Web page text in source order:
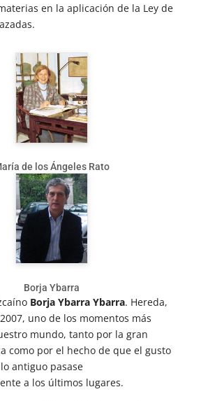
en la aplicación de la Ley de
de los Ángeles Rato
Borja Ybarra
Borja Ybarra Ybarra. Hereda,
uno de los momentos más
mundo, tanto por la gran
como por el hecho de que el gusto
antiguo pasase
a los últimos lugares.